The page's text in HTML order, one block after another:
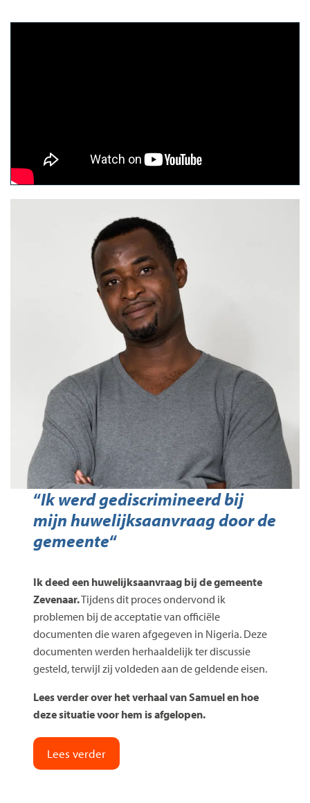
“Ik werd gediscrimineerd bij
mijn huwelijksaanvraag door de
gemeente“
Ik deed een huwelijksaanvraag bij de gemeente
Zevenaar.Tijdens dit proces ondervond ik
problemen bij de acceptatie van officiële
documenten die waren afgegeven in Nigeria. Deze
documenten werden herhaaldelijk ter discussie
gesteld, terwijl zij voldeden aan de geldende eisen.
Lees verder over het verhaal van Samuel en hoe
deze situatie voor hem is afgelopen.
Lees verder